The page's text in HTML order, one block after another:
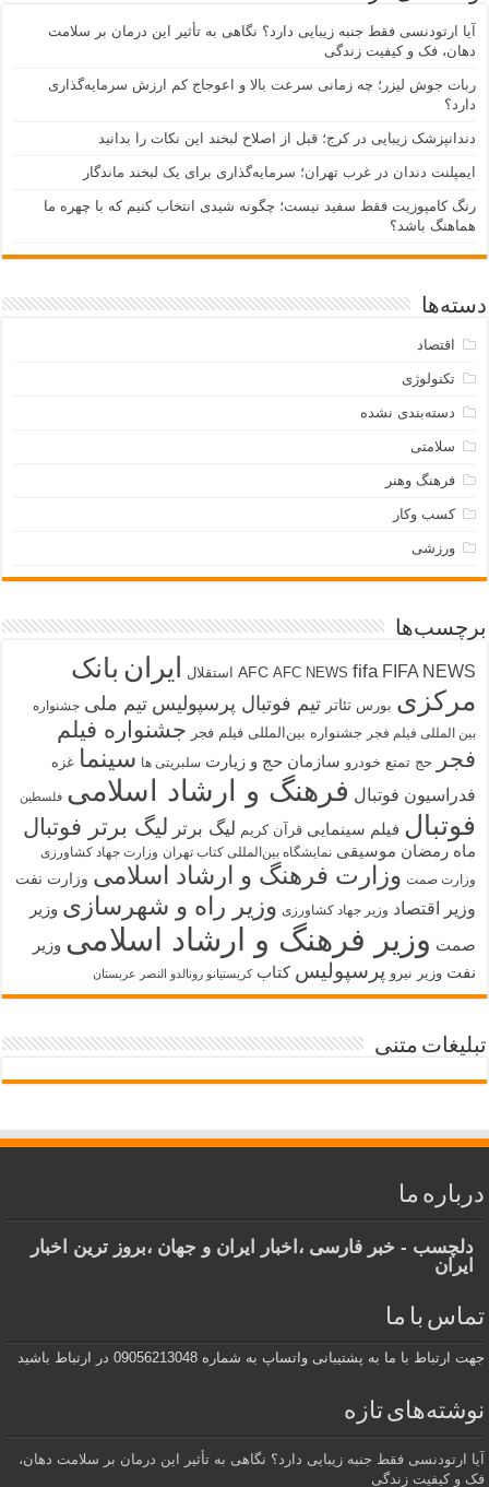
آیا ارتودنسی فقط جنبه زیبایی دارد؟ نگاهی به تأثیر این درمان بر سلامت
دهان، فک و کیفیت زندگی
ربات جوش لیزر؛ چه زمانی سرعت بالا و اعوجاج کم ارزش سرمایه‌گذاری
دارد؟
دندانپزشک زیبایی در کرج؛ قبل از اصلاح لبخند این نکات را بدانید
ایمپلنت دندان در غرب تهران؛ سرمایه‌گذاری برای یک لبخند ماندگار
رنگ کامپوزیت فقط سفید نیست؛ چگونه شیدی انتخاب کنیم که با چهره ما
هماهنگ باشد؟
دسته‌ها
اقتصاد
تکنولوژی
دسته‌بندی نشده
سلامتی
فرهنگ وهنر
کسب وکار
ورزشی
برچسب‌ها
AFC AFC NEWS fifa FIFA NEWS استقلال ایران بانک
مرکزی بورس تئاتر تیم فوتبال پرسپولیس تیم ملی جشنواره
بین المللی فیلم فجر جشنواره بین‌المللی فیلم فجر جشنواره فیلم
فجر
حج تمتع خودرو سازمان حج و زیارت سلبریتی ها سینما غزه
فدراسیون فوتبال فرهنگ و ارشاد اسلامی فلسطین
فوتبال فیلم سینمایی قرآن کریم لیگ برتر لیگ برتر فوتبال
ماه رمضان موسیقی نمایشگاه بین‌المللی کتاب تهران وزارت جهاد کشاورزی
وزارت صمت وزارت فرهنگ و ارشاد اسلامی وزارت نفت
وزیر اقتصاد وزیر جهاد کشاورزی وزیر راه و شهرسازی وزیر
صمت وزیر فرهنگ و ارشاد اسلامی وزیر
نفت وزیر نیرو پرسپولیس کتاب کریستیانو رونالدو النصر عربستان
تبلیغات متنی
درباره ما
دلچسب - خبر فارسی ،اخبار ایران و جهان ،بروز ترین اخبار
ایران
تماس با ما
جهت ارتباط با ما به پشتیبانی واتساپ به شماره 09056213048 در ارتباط باشید
نوشته‌های تازه
آیا ارتودنسی فقط جنبه زیبایی دارد؟ نگاهی به تأثیر این درمان بر سلامت دهان،
فک و کیفیت زندگی